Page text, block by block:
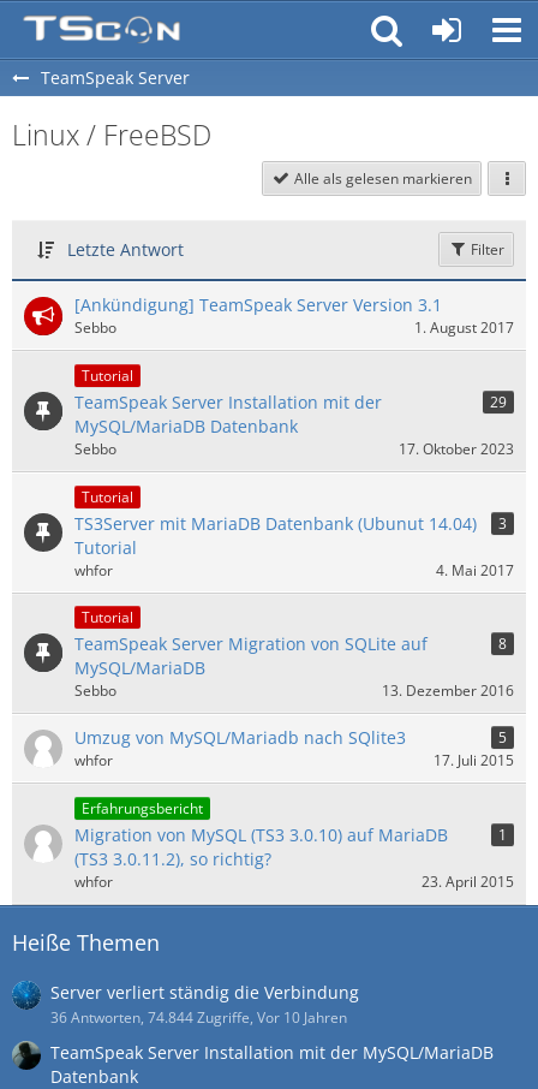
TeamSpeak Server
Linux / FreeBSD
Alle als gelesen markieren
Letzte Antwort Filter
[Ankündigung] TeamSpeak Server Version 3.1
Sebbo 1. August 2017
Tutorial
TeamSpeak Server Installation mit der
MySQL/MariaDB Datenbank
29
Sebbo 17. Oktober 2023
Tutorial
TS3Server mit MariaDB Datenbank (Ubunut 14.04)
Tutorial
3
whfor 4. Mai 2017
Tutorial
TeamSpeak Server Migration von SQLite auf
MySQL/MariaDB
8
Sebbo 13. Dezember 2016
Umzug von MySQL/Mariadb nach SQlite3
5
whfor
17. Juli 2015
Erfahrungsbericht
Migration von MySQL (TS3 3.0.10) auf MariaDB
(TS3 3.0.11.2), so richtig?
1
whfor 23. April 2015
Heiße Themen
Server verliert ständig die Verbindung
36 Antworten, 74.844 Zugriffe, Vor 10 Jahren
TeamSpeak Server Installation mit der MySQL/MariaDB
Datenbank